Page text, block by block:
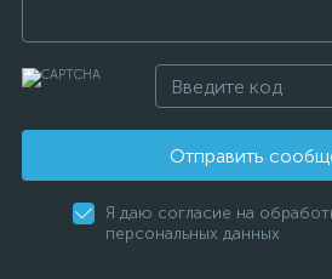
Отправить
Я даю согласие на
персональных данных